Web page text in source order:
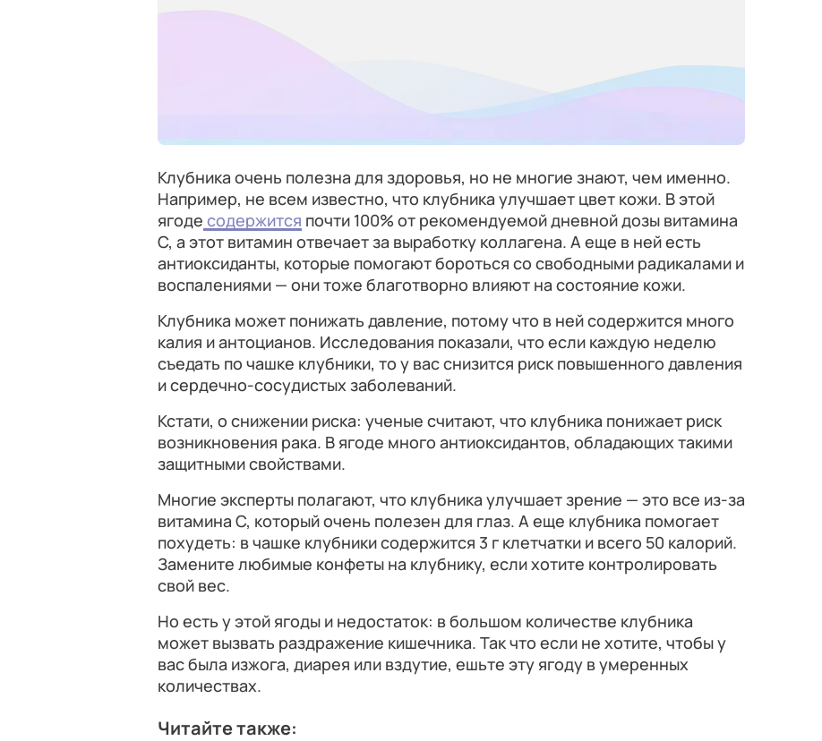
Клубника очень полезна для здоровья, но не многие знают, чем именно.
Например, не всем известно, что клубника улучшает цвет кожи. В этой
ягоде содержится почти 100% от рекомендуемой дневной дозы витамина
C, а этот витамин отвечает за выработку коллагена. А еще в ней есть
антиоксиданты, которые помогают бороться со свободными радикалами и
воспалениями — они тоже благотворно влияют на состояние кожи.
Клубника может понижать давление, потому что в ней содержится много
калия и антоцианов. Исследования показали, что если каждую неделю
съедать по чашке клубники, то у вас снизится риск повышенного давления
и сердечно-сосудистых заболеваний.
Кстати, о снижении риска: ученые считают, что клубника понижает риск
возникновения рака. В ягоде много антиоксидантов, обладающих такими
защитными свойствами.
Многие эксперты полагают, что клубника улучшает зрение — это все из-за
витамина C, который очень полезен для глаз. А еще клубника помогает
похудеть: в чашке клубники содержится 3 г клетчатки и всего 50 калорий.
Замените любимые конфеты на клубнику, если хотите контролировать
свой вес.
Но есть у этой ягоды и недостаток: в большом количестве клубника
может вызвать раздражение кишечника. Так что если не хотите, чтобы у
вас была изжога, диарея или вздутие, ешьте эту ягоду в умеренных
количествах.
Читайте также: